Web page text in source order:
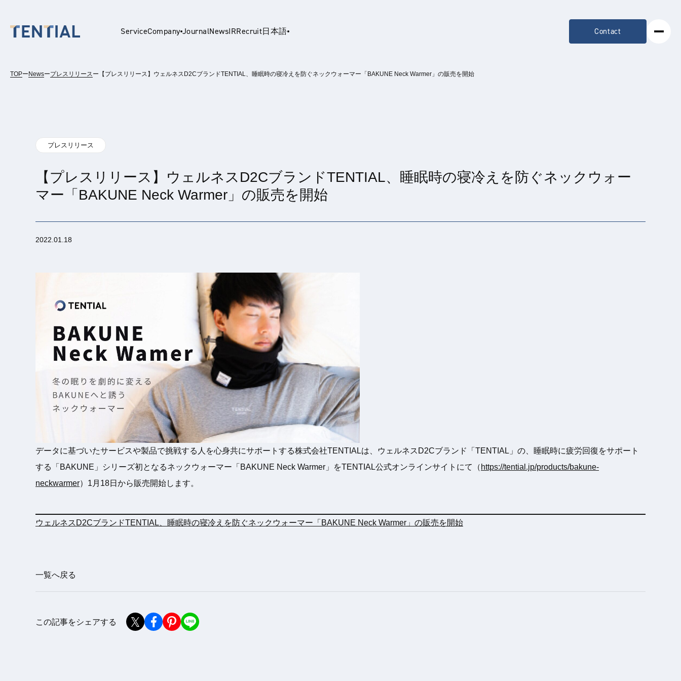
ServiceCompanyJournalNewsIRRecruit日本語
English
Contact
TOPー Newsープレスリリースー 【プレスリリース】ウェルネスD2CブランドTENTIAL、睡眠時の寝冷えを防ぐネックウォーマー「BAKUNE Neck Warmer」の販売を開始
プレスリリース
【プレスリリース】ウェルネスD2CブランドTENTIAL、睡眠時の寝冷えを防ぐネックウォー
マー「BAKUNE Neck Warmer」の販売を開始
2022.01.18
データに基づいたサービスや製品で挑戦する人を心身共にサポートする株式会社TENTIALは、ウェルネスD2Cブランド「TENTIAL」の、睡眠時に疲労回復をサポート
する「BAKUNE」シリーズ初となるネックウォーマー「BAKUNE Neck Warmer」をTENTIAL公式オンラインサイトにて（ https://tential.jp/products/bakune-
neckwarmer）1月18日から販売開始します。
ウェルネスD2CブランドTENTIAL、睡眠時の寝冷えを防ぐネックウォーマー「BAKUNE Neck Warmer」の販売を開始
一覧へ戻る
この記事をシェアする